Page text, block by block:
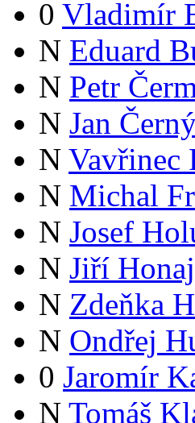
0 Vladimír
N Eduard
N Petr
N Jan
N Vavřinec
N Michal
N Josef
N Jiří
N Zdeňka
N Ondřej
0 Jaromír
N Tomáš